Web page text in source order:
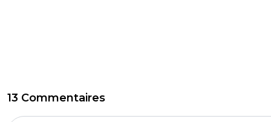
13 Commentaires